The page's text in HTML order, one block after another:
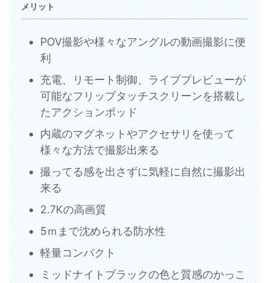
メリット
POV撮影や様々なアングルの動画撮影に便
利
充電、リモート制御、ライブプレビューが
可能なフリップタッチスクリーンを搭載し
たアクションポッド
内蔵のマグネットやアクセサリを使って
様々な方法で撮影出来る
撮ってる感を出さずに気軽に自然に撮影出
来る
2.7Kの高画質
5ｍまで沈められる防水性
軽量コンパクト
ミッドナイトブラックの色と質感のかっこ